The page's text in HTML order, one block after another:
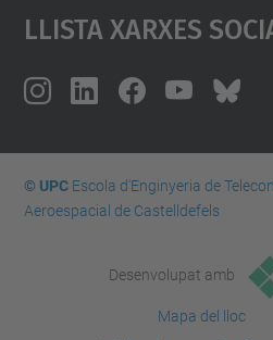
Llista Xarxes
© UPCEscola d'Enginyeria de
Aeroespacial de Castelldefels
Desenvolupat amb
Mapa del lloc